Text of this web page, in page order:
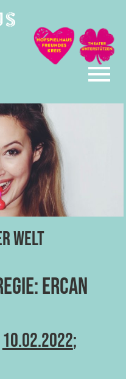
Welt
Ercan
10.02.2022;